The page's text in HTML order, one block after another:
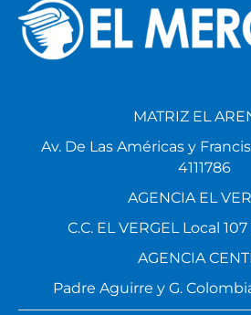
MATRIZ EL
Av. De Las Américas y
4111786
AGENCIA EL
C.C. EL VERGEL Local
AGENCIA
Padre Aguirre y G.